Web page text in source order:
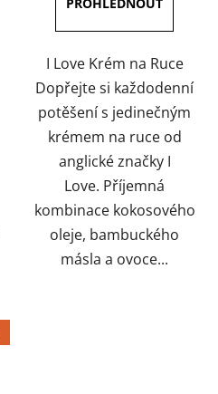
I Love Krém na Ruce
Dopřejte si každodenní
potěšení s jedinečným
krémem na ruce od
anglické značky I
Love. Příjemná
kombinace kokosového
oleje, bambuckého
másla a ovoce...